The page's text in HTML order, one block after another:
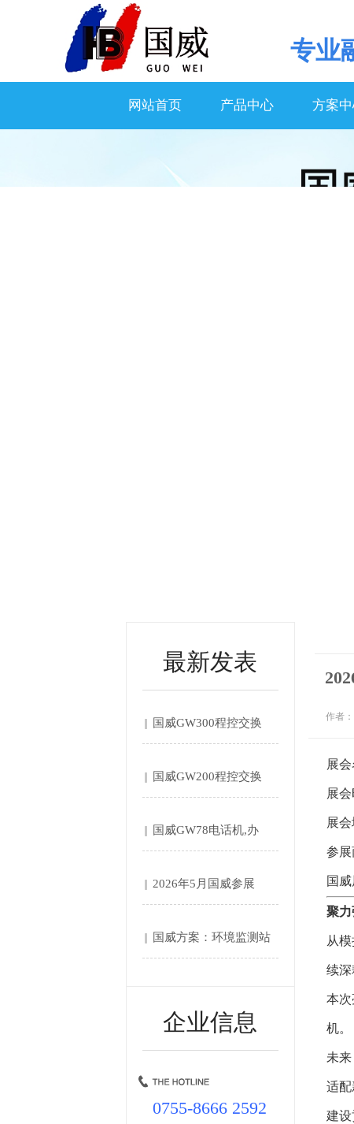
专业
网站首页 产品中心 方案
最新发表
国威GW300程控交换
国威GW200程控交换
国威GW78电话机,办
2026年5月国威参展
国威方案：环境监测站‌
企业信息
0755-8666 2592
作者
展
展会
展
参展
国威
聚
从
续深
本
机。
未
适
建设